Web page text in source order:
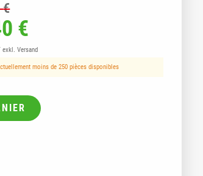
LENTICUSstandard de la série
€
initial était : 109,00
€
exkl. Versand
moins de 250 pièces disponibles